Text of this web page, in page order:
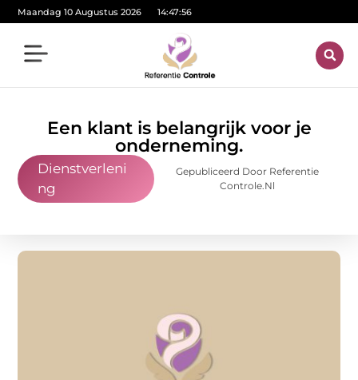
Maandag 10 Augustus 2026 14:47:57
Een klant is belangrijk voor je
onderneming.
Dienstverleni
ng
Gepubliceerd Door Referentie
Controle.nl